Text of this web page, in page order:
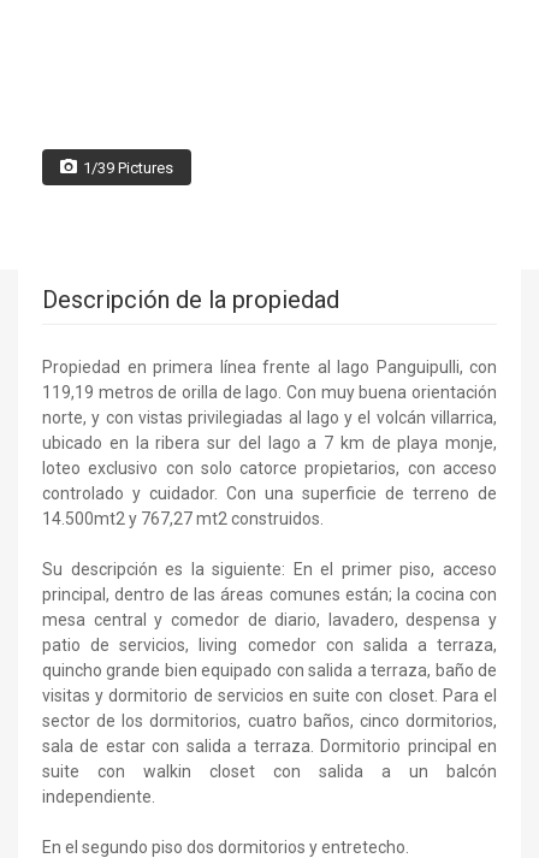
1/39 Pictures
Descripción de la propiedad
Propiedad en primera línea frente al lago Panguipulli, con
119,19 metros de orilla de lago. Con muy buena orientación
norte, y con vistas privilegiadas al lago y el volcán villarrica,
ubicado en la ribera sur del lago a 7 km de playa monje,
loteo exclusivo con solo catorce propietarios, con acceso
controlado y cuidador. Con una superficie de terreno de
14.500mt2 y 767,27 mt2 construidos.
Su descripción es la siguiente: En el primer piso, acceso
principal, dentro de las áreas comunes están; la cocina con
mesa central y comedor de diario, lavadero, despensa y
patio de servicios, living comedor con salida a terraza,
quincho grande bien equipado con salida a terraza, baño de
visitas y dormitorio de servicios en suite con closet. Para el
sector de los dormitorios, cuatro baños, cinco dormitorios,
sala de estar con salida a terraza. Dormitorio principal en
suite con walkin closet con salida a un balcón
independiente.
En el segundo piso dos dormitorios y entretecho.